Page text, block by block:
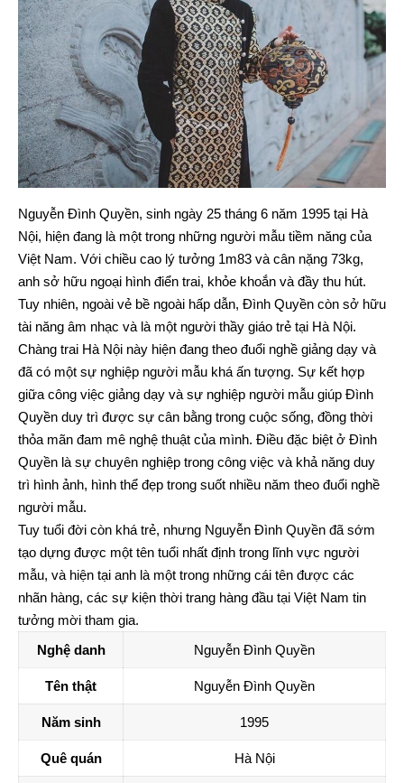
Nguyễn Đình Quyền, sinh ngày 25 tháng 6 năm 1995 tại Hà
Nội, hiện đang là một trong những người mẫu tiềm năng của
Việt Nam. Với chiều cao lý tưởng 1m83 và cân nặng 73kg,
anh sở hữu ngoại hình điển trai, khỏe khoắn và đầy thu hút.
Tuy nhiên, ngoài vẻ bề ngoài hấp dẫn, Đình Quyền còn sở hữu
tài năng âm nhạc và là một người thầy giáo trẻ tại Hà Nội.
Chàng trai Hà Nội này hiện đang theo đuổi nghề giảng dạy và
đã có một sự nghiệp người mẫu khá ấn tượng. Sự kết hợp
giữa công việc giảng dạy và sự nghiệp người mẫu giúp Đình
Quyền duy trì được sự cân bằng trong cuộc sống, đồng thời
thỏa mãn đam mê nghệ thuật của mình. Điều đặc biệt ở Đình
Quyền là sự chuyên nghiệp trong công việc và khả năng duy
trì hình ảnh, hình thể đẹp trong suốt nhiều năm theo đuổi nghề
người mẫu.
Tuy tuổi đời còn khá trẻ, nhưng Nguyễn Đình Quyền đã sớm
tạo dựng được một tên tuổi nhất định trong lĩnh vực người
mẫu, và hiện tại anh là một trong những cái tên được các
nhãn hàng, các sự kiện thời trang hàng đầu tại Việt Nam tin
tưởng mời tham gia.
Nghệ danh
Nguyễn Đình Quyền
Tên thật Nguyễn Đình Quyền
Năm sinh 1995
Quê quán Hà Nội